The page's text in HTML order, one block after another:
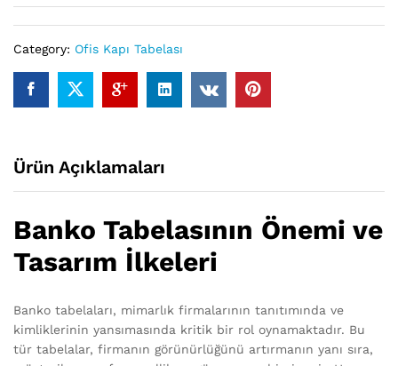
Category: Ofis Kapı Tabelası
Ürün Açıklamaları
Banko Tabelasının Önemi ve
Tasarım İlkeleri
Banko tabelaları, mimarlık firmalarının tanıtımında ve
kimliklerinin yansımasında kritik bir rol oynamaktadır. Bu
tür tabelalar, firmanın görünürlüğünü artırmanın yanı sıra,